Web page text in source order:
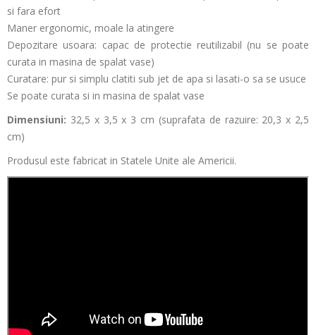
si fara efort
Maner ergonomic, moale la atingere
Depozitare usoara: capac de protectie reutilizabil (nu se poate
curata in masina de spalat vase)
Curatare: pur si simplu clatiti sub jet de apa si lasati-o sa se usuce
Se poate curata si in masina de spalat vase
Dimensiuni: 32,5 x 3,5 x 3 cm (suprafata de razuire: 20,3 x 2,5
cm)
Produsul este fabricat in Statele Unite ale Americii.